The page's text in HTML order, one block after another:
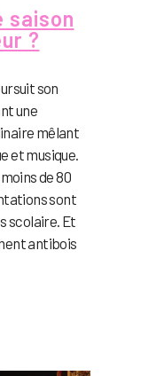
saison
?
son
une
mêlant
et musique.
de 80
sont
scolaire. Et
antibois